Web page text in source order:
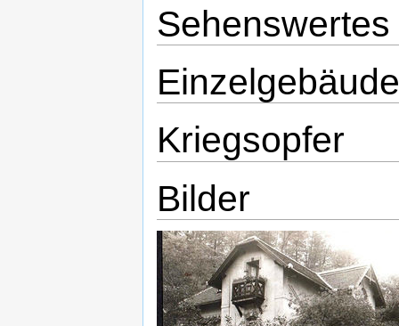
Sehenswertes
Kriegsopfer
Bilder